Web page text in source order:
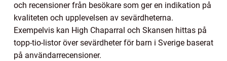
och recensioner från besökare som ger en indikation på
kvaliteten och upplevelsen av sevärdheterna.
Exempelvis kan High Chaparral och Skansen hittas på
topp-tio-listor över sevärdheter för barn i Sverige baserat
på användarrecensioner.